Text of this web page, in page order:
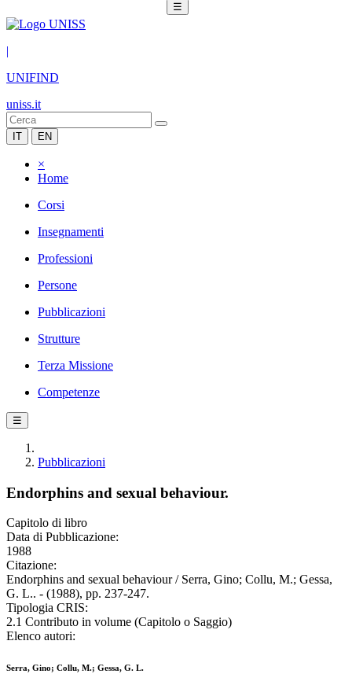
☰
|
UNIFIND
uniss.it
IT EN
×
Home
Corsi
Insegnamenti
Professioni
Persone
Pubblicazioni
Strutture
Terza Missione
Competenze
☰
Pubblicazioni
Endorphins and sexual behaviour.
Capitolo di libro
Data di Pubblicazione:
1988
Citazione:
Endorphins and sexual behaviour / Serra, Gino; Collu, M.; Gessa,
G. L.. - (1988), pp. 237-247.
Tipologia CRIS:
2.1 Contributo in volume (Capitolo o Saggio)
Elenco autori:
Serra, Gino; Collu, M.; Gessa, G. L.